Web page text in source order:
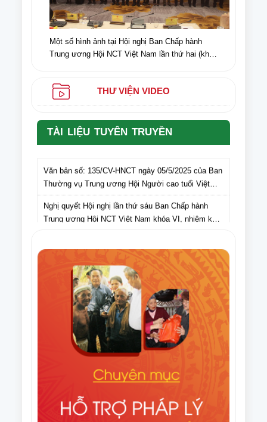
Một số hình ảnh tại Hội nghị Ban Chấp hành
Trung ương Hội NCT Việt Nam lần thứ hai (khóa
THƯ VIỆN VIDEO
TÀI LIỆU TUYÊN TRUYỀN
Thường vụ Trung ương Hội Người cao tuổi Việt
Nam gửi Hội Người cao tuổi các tỉnh, thành phố lấy
ý kiến cán bộ, hội viên NCT các tỉnh, thành phố đối
với dự thảo Văn kiện Đại hội Hội Người cao tuổi
Việt Nam lần thứ VII, nhiệm kỳ 2026-2031
Trung ương Hội NCT Việt Nam khóa VI, nhiệm kỳ
2021 – 2026
Văn bản số 275/HNCT-VP ngày 16/9/2025 của Ban
Thường vụ Trung ương Hội NCT Việt Nam về việc
tuyên truyền Ngày Quốc tế NCT (1/10) và Tháng
hành động vì NCT Việt Nam năm 2025
Điều lệ Giải Cờ tướng trung cao tuổi quốc gia lần
thứ XI năm 2025
Văn bản số 296/HNCT-VP ngày 14/8/2025 của Ban
Thường vụ Trung ương Hội NCT Việt Nam về việc
người cao tuổi chung tay ủng hộ nhân dân Cuba
Văn bản số 226/CV-HNCT ngày 06/8/2025 của Ban
Thường vụ Trung ương Hội NCT Việt Nam về việc
lập kế hoạch thực hiện Đề án nhân rộng câu lạc bộ
liên thế hệ tự giúp nhau đến năm 2035.
Quyết định số 1648/QĐ-TTg ngày 06/8/2025 của
Thủ tướng Chính phủ Phê duyệt Đề án nhân rộng